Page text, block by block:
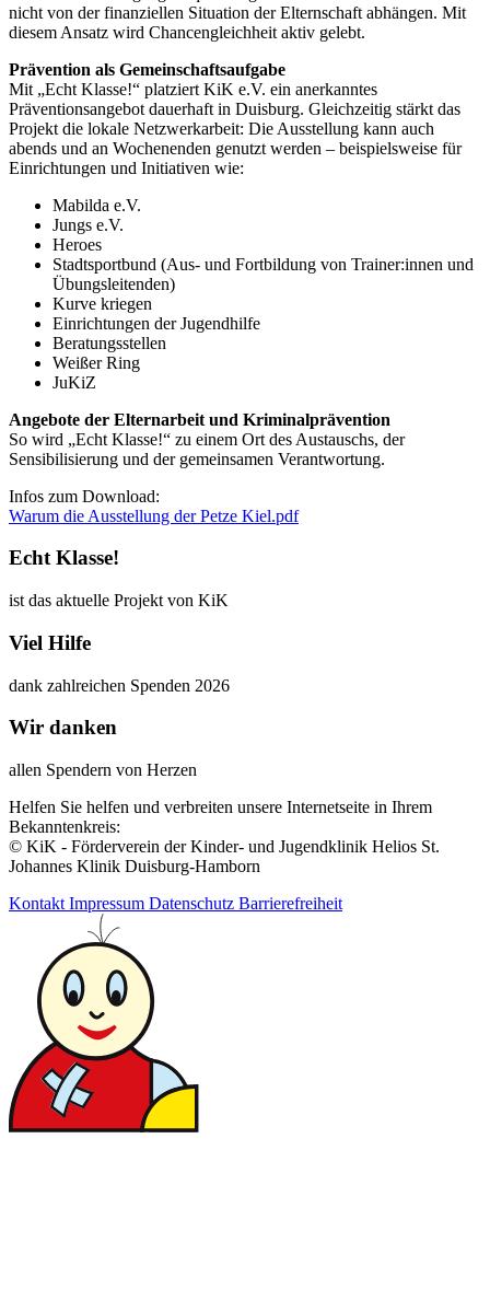
nicht von der finanziellen Situation der Elternschaft abhängen. Mit
diesem Ansatz wird Chancengleichheit aktiv gelebt.
Prävention als Gemeinschaftsaufgabe
Mit „Echt Klasse!“ platziert KiK e.V. ein anerkanntes
Präventionsangebot dauerhaft in Duisburg. Gleichzeitig stärkt das
Projekt die lokale Netzwerkarbeit: Die Ausstellung kann auch
abends und an Wochenenden genutzt werden – beispielsweise für
Einrichtungen und Initiativen wie:
Mabilda e.V.
Jungs e.V.
Heroes
Stadtsportbund (Aus- und Fortbildung von Trainer:innen und
Übungsleitenden)
Kurve kriegen
Einrichtungen der Jugendhilfe
Beratungsstellen
Weißer Ring
JuKiZ
Angebote der Elternarbeit und Kriminalprävention
So wird „Echt Klasse!“ zu einem Ort des Austauschs, der
Sensibilisierung und der gemeinsamen Verantwortung.
Infos zum Download:
Warum die Ausstellung der Petze Kiel.pdf
Echt Klasse!
ist das aktuelle Projekt von KiK
Viel Hilfe
dank zahlreichen Spenden 2026
Wir danken
allen Spendern von Herzen
Helfen Sie helfen und verbreiten unsere Internetseite in Ihrem
Bekanntenkreis:
© KiK - Förderverein der Kinder- und Jugendklinik Helios St.
Johannes Klinik Duisburg-Hamborn
Kontakt Impressum Datenschutz Barrierefreiheit